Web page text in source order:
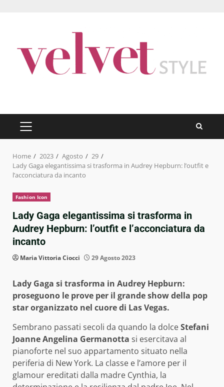
PRIMARY
MENU
Home 2023 Agosto
29
Lady Gaga elegantissima si trasforma in Audrey Hepburn: l’outfit e
l’acconciatura da incanto
Fashion Icon
Lady Gaga elegantissima si trasforma in
Audrey Hepburn: l’outfit e l’acconciatura da
incanto
Maria Vittoria Ciocci 29 Agosto 2023
Lady Gaga si trasforma in Audrey Hepburn:
proseguono le prove per il grande show della pop
star organizzato nel cuore di Las Vegas.
Sembrano passati secoli da quando la dolceStefani
Joanne Angelina Germanotta si esercitava al
pianoforte nel suo appartamento situato nella
periferia di New York. La classe e l’amore per il
glamour ereditati dalla madre Cynthia, la